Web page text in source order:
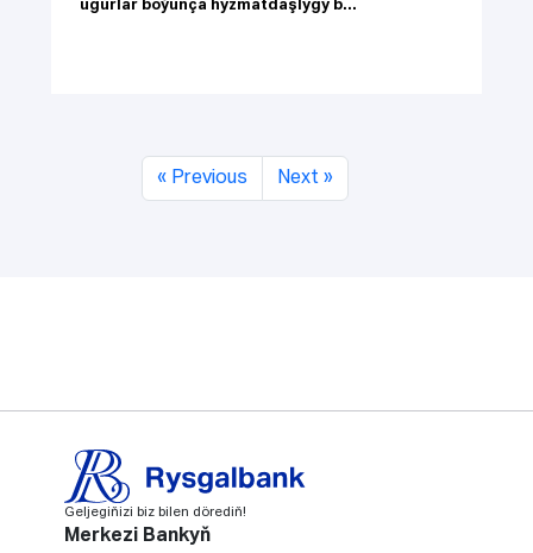
ugurlar boýunça hyzmatdaşlygy b...
« Previous Next »
Geljegiňizi biz bilen dörediň!
Merkezi Bankyň